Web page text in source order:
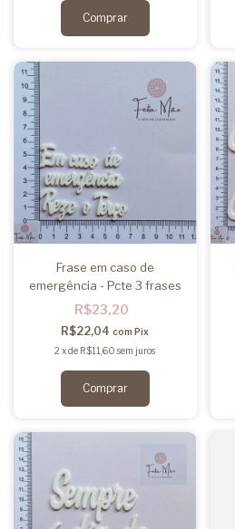
Frase em caso de
emergência - Pcte 3 frases
R$23,20
R$22,04com Pix
2 xde R$11,60 sem juros